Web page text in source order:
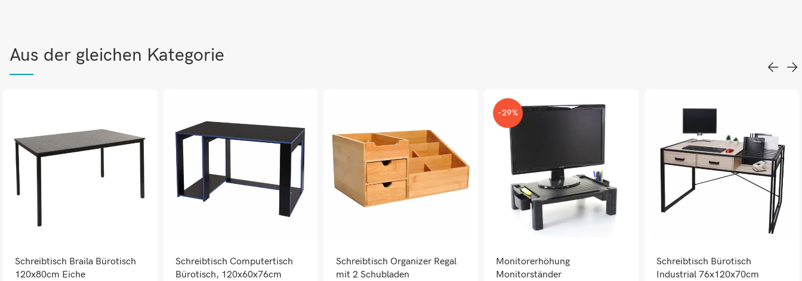
Aus der gleichen Kategorie
Schreibtisch Braila Bürotisch
120x80cm Eiche
Schreibtisch Computertisch
Bürotisch, 120x60x76cm
Schreibtisch Organizer Regal
mit 2 Schubladen
-29%
Monitorerhöhung
Monitorständer
Schreibtisch Bürotisch
Industrial 76x120x70cm